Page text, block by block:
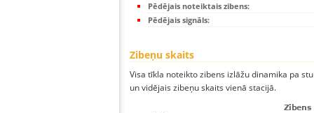
Pēdējais noteiktais zibens:
Pēdējais signāls:
Zibeņu skaits
Visa tīkla noteikto zibens izlāžu dinamika pa
un vidējais zibeņu skaits vienā stacijā.